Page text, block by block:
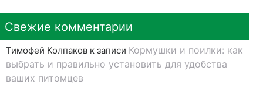
Свежие комментарии
Тимофей Колпаков к записи Кормушки и поилки: как
выбрать и правильно установить для удобства
ваших питомцев